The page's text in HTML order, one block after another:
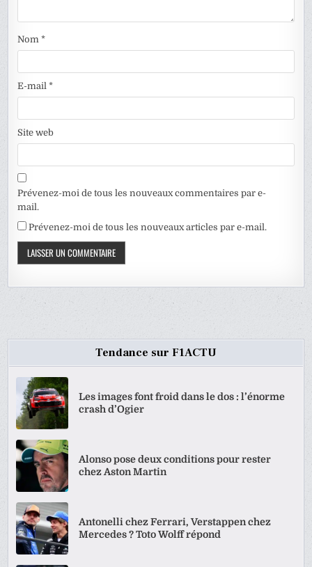
Nom*
E-mail*
Site web
Prévenez-moi de tous les nouveaux commentaires par e-
mail.
Prévenez-moi de tous les nouveaux articles par e-mail.
Tendance sur F1ACTU
Les images font froid dans le dos : l’énorme
crash d’Ogier
Alonso pose deux conditions pour rester
chez Aston Martin
Antonelli chez Ferrari, Verstappen chez
Mercedes ? Toto Wolff répond